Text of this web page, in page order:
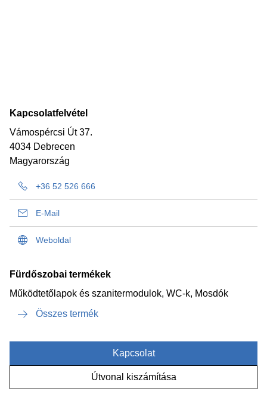
Kapcsolatfelvétel
Vámospércsi Út 37.
4034 Debrecen
Magyarország
+36 52 526 666
E-Mail
Weboldal
Fürdőszobai termékek
Működtetőlapok és szanitermodulok, WC-k, Mosdók
Összes termék
Kapcsolat
Útvonal kiszámítása